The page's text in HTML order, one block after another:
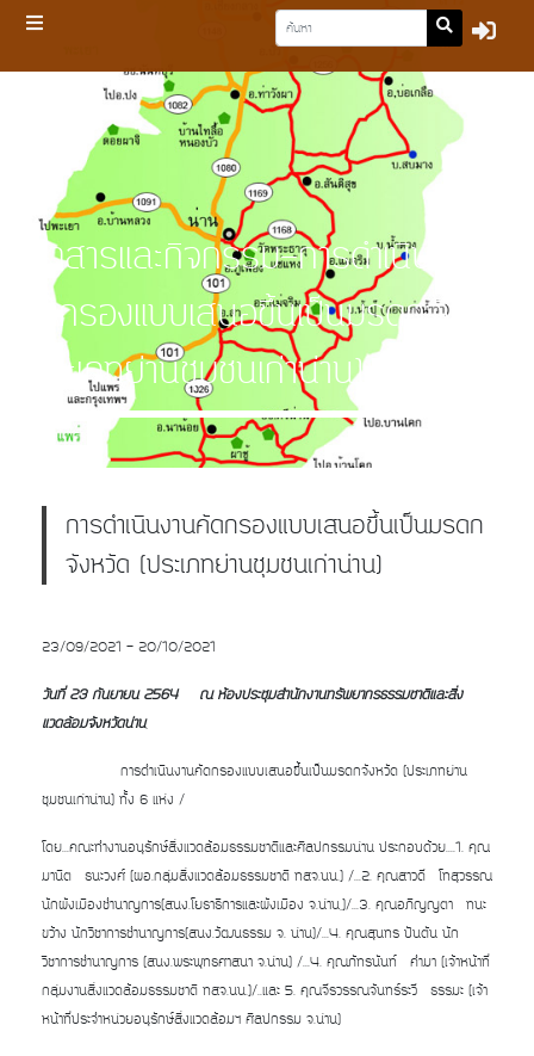
ข่าวสารและกิจกรรม-การดำเนินงาน
คัดกรองแบบเสนอขึ้นเป็นมรดกจังหวัด
(ประเภทย่านชุมชนเก่าน่าน)
การดำเนินงานคัดกรองแบบเสนอขึ้นเป็นมรดก
จังหวัด (ประเภทย่านชุมชนเก่าน่าน)
23/09/2021 - 20/10/2021
วันที่ 23 กันยายน 2564 ณ ห้องประชุมสำนักงานทรัพยากรธรรมชาติและสิ่ง
แวดล้อมจังหวัดน่าน,
การดำเนินงานคัดกรองแบบเสนอขึ้นเป็นมรดกจังหวัด (ประเภทย่าน
ชุมชนเก่าน่าน) ทั้ง 6 แห่ง /
โดย...คณะทำงานอนุรักษ์สิ่งแวดล้อมธรรมชาติและศิลปกรรมน่าน ประกอบด้วย....1. คุณ
มานิต ธนะวงศ์ (ผอ.กลุ่มสิ่งแวดล้อมธรรมชาติ ทสจ.นน.) /...2. คุณสาวดี โทสุวรรณ
นักผังเมืองชำนาญการ(สนง.โยธาธิการและผังเมือง จ.น่าน,)/...3. คุณอภิญญตา ทนะ
ขว้าง นักวิชาการชำนาญการ(สนง.วัฒนธรรม จ. น่าน)/...4. คุณสุนทร ปันตัน นัก
วิชาการชำนาญการ (สนง.พระพุทธศาสนา จ.น่าน) /...4. คุณภัทรนันท์ คำมา (เจ้าหน้าที่
กลุ่มงานสิ่งแวดล้อมธรรมชาติ ทสจ.นน.)/..และ 5. คุณจีรวรรณจันทร์ระวี ธรรมะ (เจ้า
หน้าที่ประจำหน่วยอนุรักษ์สิ่งแวดล้อมฯ ศิลปกรรม จ.น่าน)